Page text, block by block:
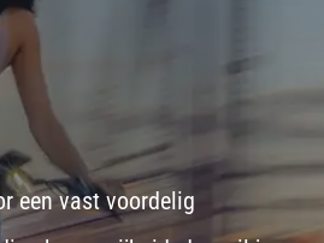
een vast voordelig